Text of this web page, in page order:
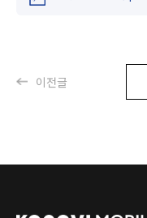
이전글